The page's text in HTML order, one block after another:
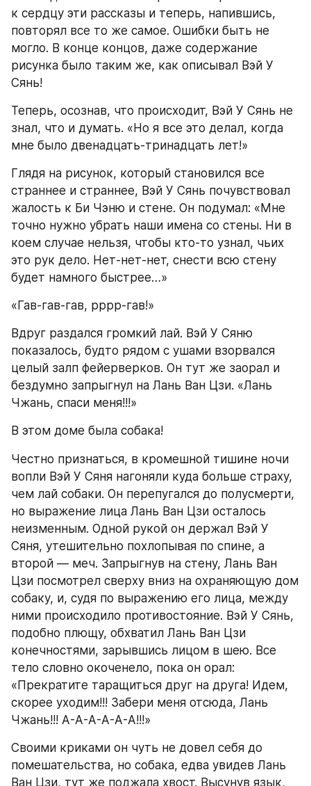
к сердцу эти рассказы и теперь, напившись,
повторял все то же самое. Ошибки быть не
могло. В конце концов, даже содержание
рисунка было таким же, как описывал Вэй У
Сянь!
Теперь, осознав, что происходит, Вэй У Сянь не
знал, что и думать. «Но я все это делал, когда
мне было двенадцать-тринадцать лет!»
Глядя на рисунок, который становился все
страннее и страннее, Вэй У Сянь почувствовал
жалость к Би Чэню и стене. Он подумал: «Мне
точно нужно убрать наши имена со стены. Ни в
коем случае нельзя, чтобы кто-то узнал, чьих
это рук дело. Нет-нет-нет, снести всю стену
будет намного быстрее…»
«Гав-гав-гав, рррр-гав!»
Вдруг раздался громкий лай. Вэй У Сяню
показалось, будто рядом с ушами взорвался
целый залп фейерверков. Он тут же заорал и
бездумно запрыгнул на Лань Ван Цзи. «Лань
Чжань, спаси меня!!!»
В этом доме была собака!
Честно признаться, в кромешной тишине ночи
вопли Вэй У Сяня нагоняли куда больше страху,
чем лай собаки. Он перепугался до полусмерти,
но выражение лица Лань Ван Цзи осталось
неизменным. Одной рукой он держал Вэй У
Сяня, утешительно похлопывая по спине, а
второй — меч. Запрыгнув на стену, Лань Ван
Цзи посмотрел сверху вниз на охраняющую дом
собаку, и, судя по выражению его лица, между
ними происходило противостояние. Вэй У Сянь,
подобно плющу, обхватил Лань Ван Цзи
конечностями, зарывшись лицом в шею. Все
тело словно окоченело, пока он орал:
«Прекратите таращиться друг на друга! Идем,
скорее уходим!!! Забери меня отсюда, Лань
Чжань!!! А-А-А-А-А-А!!!»
Своими криками он чуть не довел себя до
помешательства, но собака, едва увидев Лань
Ван Цзи, тут же поджала хвост. Высунув язык,